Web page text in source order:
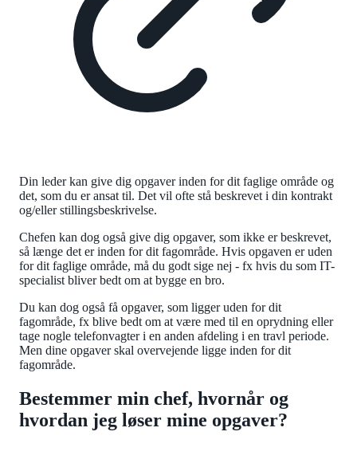
Din leder kan give dig opgaver inden for dit faglige område og
det, som du er ansat til. Det vil ofte stå beskrevet i din kontrakt
og/eller stillingsbeskrivelse.
Chefen kan dog også give dig opgaver, som ikke er beskrevet,
så længe det er inden for dit fagområde. Hvis opgaven er uden
for dit faglige område, må du godt sige nej - fx hvis du som IT-
specialist bliver bedt om at bygge en bro.
Du kan dog også få opgaver, som ligger uden for dit
fagområde, fx blive bedt om at være med til en oprydning eller
tage nogle telefonvagter i en anden afdeling i en travl periode.
Men dine opgaver skal overvejende ligge inden for dit
fagområde.
Bestemmer min chef, hvornår og
hvordan jeg løser mine opgaver?